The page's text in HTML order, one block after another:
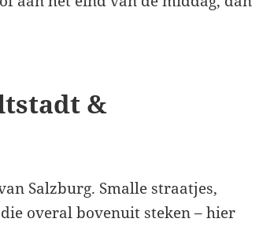
&
Salzburg. Smalle straatjes,
overal bovenuit steken – hier